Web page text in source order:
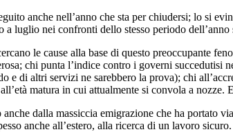
anche nell’anno che sta per chiudersi; lo si
a luglio nei confronti dello stesso periodo dell’anno
le cause alla base di questo preoccupante
chi punta l’indice contro i governi
e di altri servizi ne sarebbero la prova); chi
matura in cui attualmente si convola a nozze.
dalla massiccia emigrazione che ha
anche all’estero, alla ricerca di un lavoro sicuro.